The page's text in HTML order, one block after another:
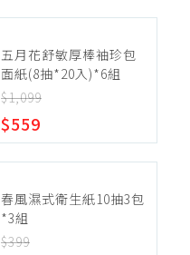
五月花舒敏厚棒袖珍包
面紙(8抽*20入)*6組
$1,099
$559
春風濕式衛生紙10抽3包
*3組
$399